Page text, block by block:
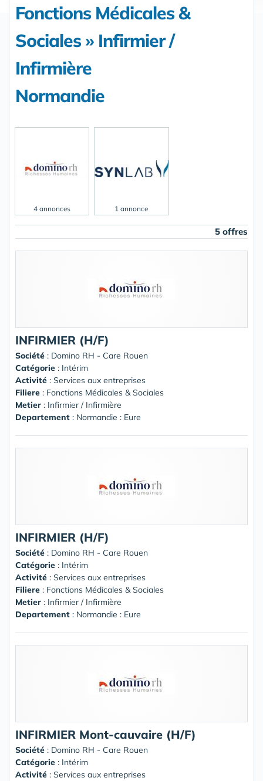
Fonctions Médicales &
Sociales » Infirmier /
Infirmière
Normandie
4 annonces 1 annonce
5 offres
INFIRMIER (H/F)
Société : Domino RH - Care Rouen
Catégorie : Intérim
Activité : Services aux entreprises
Filiere : Fonctions Médicales & Sociales
Metier : Infirmier / Infirmière
Departement : Normandie : Eure
INFIRMIER (H/F)
Société : Domino RH - Care Rouen
Catégorie : Intérim
Activité : Services aux entreprises
Filiere : Fonctions Médicales & Sociales
Metier : Infirmier / Infirmière
Departement : Normandie : Eure
INFIRMIER Mont-cauvaire (H/F)
Société : Domino RH - Care Rouen
Catégorie : Intérim
Activité : Services aux entreprises